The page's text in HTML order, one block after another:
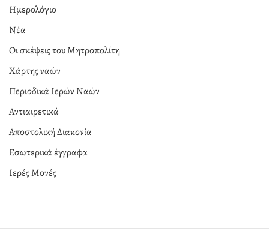
Ημερολόγιο
Νέα
Οι σκέψεις του Μητροπολίτη
Χάρτης ναών
Περιοδικά Ιερών Ναών
Αντιαιρετικά
Αποστολική Διακονία
Εσωτερικά έγγραφα
Ιερές Μονές